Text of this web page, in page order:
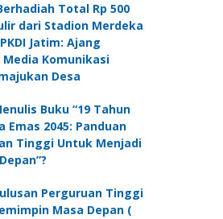
Total Rp 500
dari Stadion Merdeka
Jatim: Ajang
Komunikasi
Desa
Buku “19 Tahun
Emas 2045: Panduan
Tinggi Untuk Menjadi
Perguruan Tinggi
Masa Depan (